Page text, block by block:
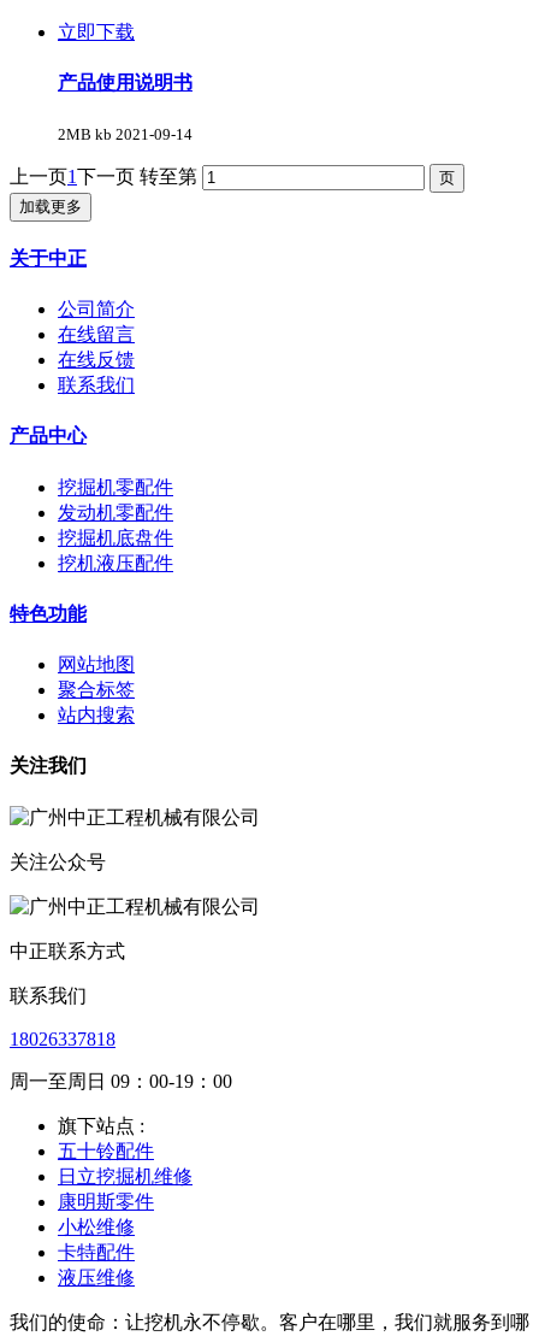
立即下载
产品使用说明书
2MB kb 2021-09-14
上一页1下一页 转至第
加载更多
关于中正
公司简介
在线留言
在线反馈
联系我们
产品中心
挖掘机零配件
发动机零配件
挖掘机底盘件
挖机液压配件
特色功能
网站地图
聚合标签
站内搜索
关注我们
关注公众号
中正联系方式
联系我们
18026337818
周一至周日 09：00-19：00
旗下站点 :
五十铃配件
日立挖掘机维修
康明斯零件
小松维修
卡特配件
液压维修
我们的使命：让挖机永不停歇。客户在哪里，我们就服务到哪